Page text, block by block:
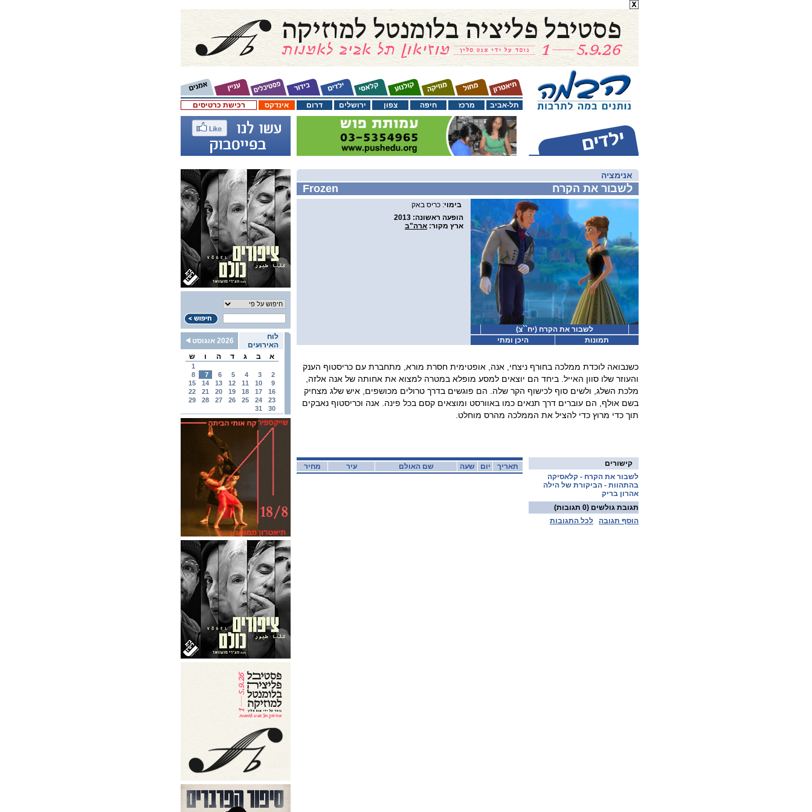
רכישת כרטיסים אינדקס דרום ירושלים צפון חיפה מרכז תל-אביב
לוח
האירועים
2026 אוגוסט
א
ב ג ד ה ו ש
1
2
3
4
5
6
7
8
9
10
11
12
13
14
15
16
17
18
19
20
21
22
23
24
25
26
27
28
29
30
31
אנימציה
Frozen לשבור את הקרח
בימוי: כריס באק
הופעה ראשונה: 2013
ארץ מקור: ארה"ב
לשבור את הקרח (יח``צ)
תמונות
היכן ומתי
כשנבואה לוכדת ממלכה בחורף ניצחי, אנה, אופטימית חסרת מורא, מתחברת עם כריסטוף הענק
והעוזר שלו סוון האייל. ביחד הם יוצאים למסע מופלא במטרה למצוא את אחותה של אנה אלזה,
מלכת השלג, ולשים סוף לכישוף הקר שלה. הם פוגשים בדרך טרולים מכושפים, איש שלג מצחיק
בשם אולף, הם עוברים דרך תנאים כמו באוורסט ומוצאים קסם בכל פינה. אנה וכריסטוף נאבקים
תוך כדי מרוץ כדי להציל את הממלכה מהרס מוחלט.
מחיר עיר שם האולם שעה יום תאריך
קישורים
לשבור את הקרח - קלאסיקה
בהתהוות - הביקורת של הילה
אהרון בריק
תגובת גולשים (0 תגובות)
הוסף תגובה
לכל התגובות